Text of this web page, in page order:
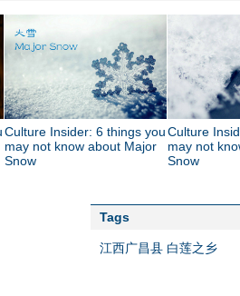
Culture Insider: 6 things you
may not know about Major
Snow
Culture
may not
Snow
Tags
江西广昌县 白莲之乡